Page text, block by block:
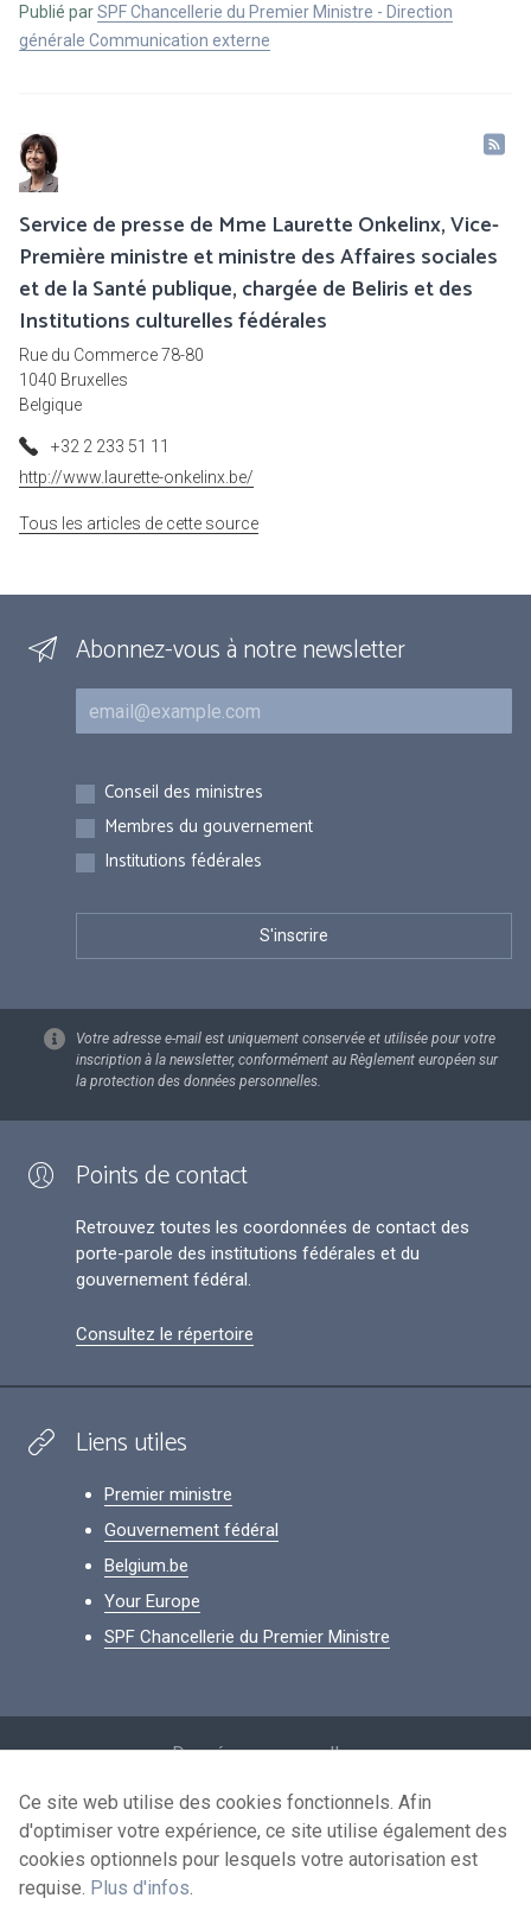
Publié parSPF Chancellerie du Premier Ministre - Direction
générale Communication externe
Service de presse de Mme Laurette Onkelinx, Vice-
Première ministre et ministre des Affaires sociales
et de la Santé publique, chargée de Beliris et des
Institutions culturelles fédérales
Rue du Commerce 78-80
1040 Bruxelles
Belgique
+32 2 233 51 11
http://www.laurette-onkelinx.be/
Tous les articles de cette source
Abonnez-vous à notre newsletter
Courriel
Inscriptions
Conseil des ministres
Membres du gouvernement
Institutions fédérales
Votre adresse e-mail est uniquement conservée et utilisée pour votre
inscription à la newsletter, conformément au Règlement européen sur
la protection des données personnelles.
Points de contact
Retrouvez toutes les coordonnées de contact des
porte-parole des institutions fédérales et du
gouvernement fédéral.
Consultez le répertoire
Liens utiles
Premier ministre
Gouvernement fédéral
Belgium.be
Your Europe
SPF Chancellerie du Premier Ministre
Données personnelles
Conditions de réutilisation
Contactez-nous
Ce site web utilise des cookies fonctionnels. Afin
d'optimiser votre expérience, ce site utilise également des
cookies optionnels pour lesquels votre autorisation est
requise. Plus d'infos.